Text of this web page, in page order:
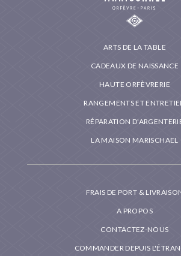
ARTS DE LA TABLE
CADEAUX DE NAISSANCE
HAUTE ORFÈVRERIE
RANGEMENTS ET
RÉPARATION
LA MAISON MARISCHAEL
FRAIS DE PORT &
A PROPOS
CONTACTEZ-NOUS
COMMANDER DEPUIS